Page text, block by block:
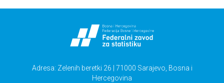
Adresa: Zelenih beretki 26 | 71000 Sarajevo, Bosna i
Hercegovina